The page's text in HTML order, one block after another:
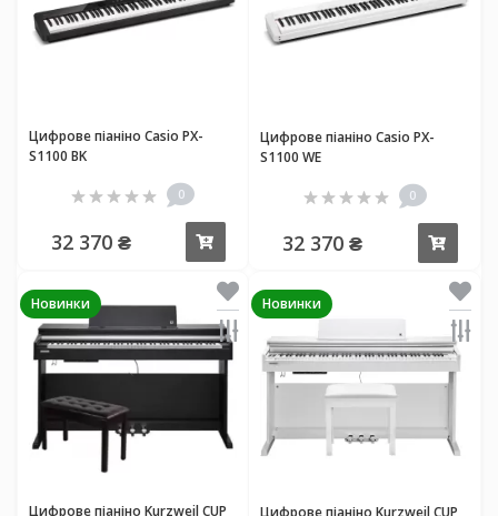
Цифрове піаніно Casio PX-
S1100 BK
0
32 370 ₴
Цифрове піаніно Casio PX-
S1100 WE
0
32 370 ₴
Новинки
Цифрове піаніно Kurzweil CUP
Новинки
Цифрове піаніно Kurzweil CUP